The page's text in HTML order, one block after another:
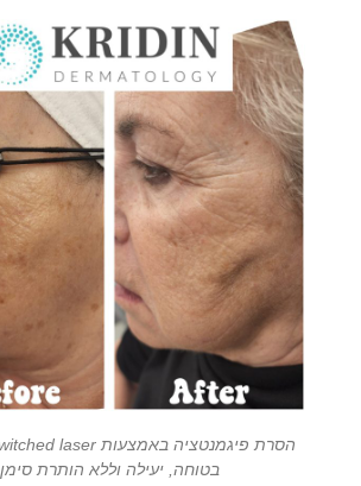
בטוחה, יעילה וללא הותרת סימן